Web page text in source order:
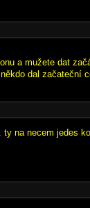
a mužete dat
dal začateční
na necem jedes